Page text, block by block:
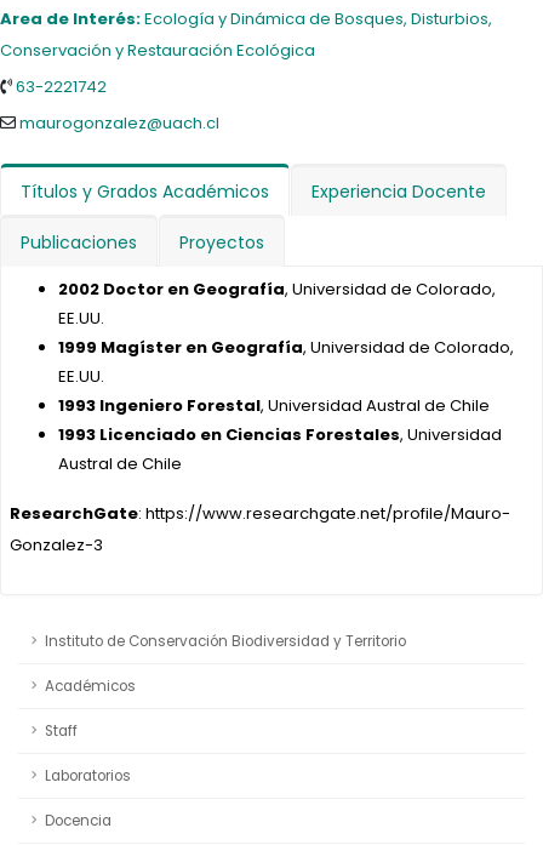
Area de Interés:Ecología y Dinámica de Bosques, Disturbios,
Conservación y Restauración Ecológica
63-2221742
maurogonzalez@uach.cl
Títulos y Grados Académicos Experiencia Docente
Publicaciones Proyectos
2002 Doctor en Geografía, Universidad de Colorado,
EE.UU.
1999 Magíster en Geografía, Universidad de Colorado,
EE.UU.
1993 Ingeniero Forestal, Universidad Austral de Chile
1993 Licenciado en Ciencias Forestales, Universidad
Austral de Chile
ResearchGate: https://www.researchgate.net/profile/Mauro-
Gonzalez-3
Instituto de Conservación Biodiversidad y Territorio
Académicos
Staff
Laboratorios
Docencia